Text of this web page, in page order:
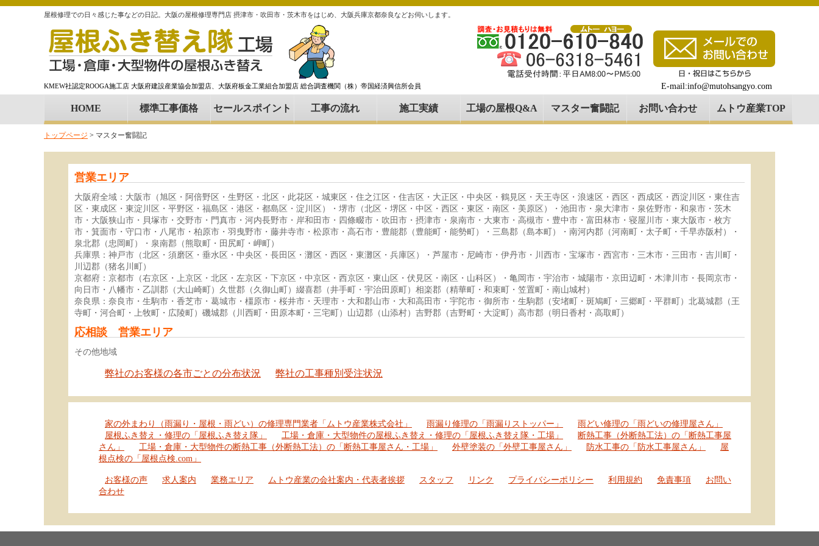
屋根修理での日々感じた事などの日記。大阪の屋根修理専門店 摂津市・吹田市・茨木市をはじめ、大阪兵庫京都奈良などお伺いします。
KMEW社認定ROOGA施工店 大阪府建設産業協会加盟店、大阪府板金工業組合加盟店 総合調査機関（株）帝国経済興信所会員 E-mail:info@mutohsangyo.com
HOME 標準工事価格 セールスポイント 工事の流れ 施工実績 工場の屋根Q&A マスター奮闘記 お問い合わせ ムトウ産業TOP
トップページ > マスター奮闘記
営業エリア
大阪府全域：大阪市（旭区・阿倍野区・生野区・北区・此花区・城東区・住之江区・住吉区・大正区・中央区・鶴見区・天王寺区・浪速区・西区・西成区・西淀川区・東住吉
区・東成区・東淀川区・平野区・福島区・港区・都島区・淀川区）・堺市（北区・堺区・中区・西区・東区・南区・美原区）・池田市・泉大津市・泉佐野市・和泉市・茨木
市・大阪狭山市・貝塚市・交野市・門真市・河内長野市・岸和田市・四條畷市・吹田市・摂津市・泉南市・大東市・高槻市・豊中市・富田林市・寝屋川市・東大阪市・枚方
市・箕面市・守口市・八尾市・柏原市・羽曳野市・藤井寺市・松原市・高石市・豊能郡（豊能町・能勢町）・三島郡（島本町）・南河内郡（河南町・太子町・千早赤阪村）・
泉北郡（忠岡町）・泉南郡（熊取町・田尻町・岬町）
兵庫県：神戸市（北区・須磨区・垂水区・中央区・長田区・灘区・西区・東灘区・兵庫区）・芦屋市・尼崎市・伊丹市・川西市・宝塚市・西宮市・三木市・三田市・吉川町・
川辺郡（猪名川町）
京都府：京都市（右京区・上京区・北区・左京区・下京区・中京区・西京区・東山区・伏見区・南区・山科区）・亀岡市・宇治市・城陽市・京田辺町・木津川市・長岡京市・
向日市・八幡市・乙訓郡（大山崎町）久世郡（久御山町）綴喜郡（井手町・宇治田原町）相楽郡（精華町・和束町・笠置町・南山城村）
奈良県：奈良市・生駒市・香芝市・葛城市・橿原市・桜井市・天理市・大和郡山市・大和高田市・宇陀市・御所市・生駒郡（安堵町・斑鳩町・三郷町・平群町）北葛城郡（王
寺町・河合町・上牧町・広陵町）磯城郡（川西町・田原本町・三宅町）山辺郡（山添村）吉野郡（吉野町・大淀町）高市郡（明日香村・高取町）
応相談 営業エリア
その他地域
弊社のお客様の各市ごとの分布状況 弊社の工事種別受注状況
家の外まわり（雨漏り・屋根・雨どい）の修理専門業者「ムトウ産業株式会社」 雨漏り修理の「雨漏りストッパー」
雨どい修理の「雨どいの修理屋さん」
屋根ふき替え・修理の「屋根ふき替え隊」
工場・倉庫・大型物件の屋根ふき替え・修理の「屋根ふき替え隊・工場」
断熱工事（外断熱工法）の「断熱工事屋
さん」
工場・倉庫・大型物件の断熱工事（外断熱工法）の「断熱工事屋さん・工場」 外壁塗装の「外壁工事屋さん」 防水工事の「防水工事屋さん」
屋
根点検の「屋根点検.com」
お客様の声 求人案内 業務エリア ムトウ産業の会社案内・代表者挨拶 スタッフ リンク プライバシーポリシー 利用規約 免責事項
お問い
合わせ